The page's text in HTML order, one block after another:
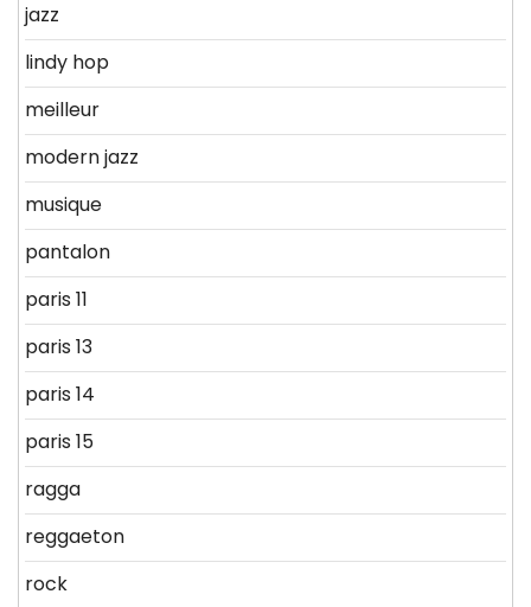
jazz
lindy hop
meilleur
modern jazz
musique
pantalon
paris 11
paris 13
paris 14
paris 15
ragga
reggaeton
rock